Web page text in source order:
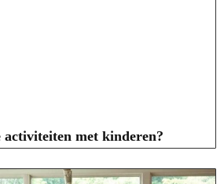
met kinderen?